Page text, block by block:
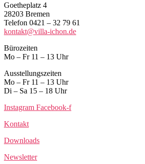
Goetheplatz 4
28203 Bremen
Telefon 0421 – 32 79 61
kontakt@villa-ichon.de
Bürozeiten
Mo – Fr 11 – 13 Uhr
Ausstellungszeiten
Mo – Fr 11 – 13 Uhr
Di – Sa 15 – 18 Uhr
Instagram Facebook-f
Kontakt
Downloads
Newsletter